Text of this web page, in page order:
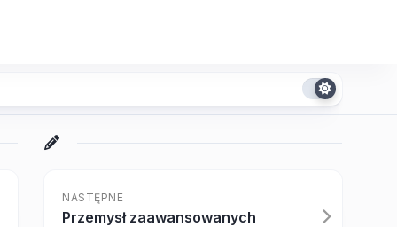
NASTĘPNE
Przemysł zaawansowanych